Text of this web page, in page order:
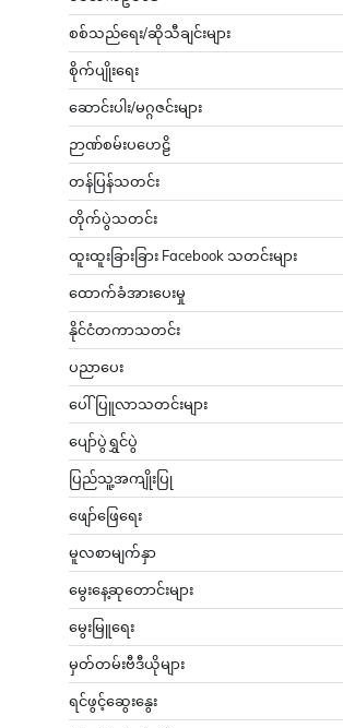
စစ်သည်ရေး/ဆိုသီချင်းများ
စိုက်ပျိုးရေး
ဆောင်းပါး/မဂ္ဂဇင်းများ
ဉာဏ်စမ်းပဟေဠိ
တန်ပြန်သတင်း
တိုက်ပွဲသတင်း
ထူးထူးခြားခြား Facebook သတင်းများ
ထောက်ခံအားပေးမှု
နိုင်ငံတကာသတင်း
ပညာပေး
ပေါ်ပြူလာသတင်းများ
ပျော်ပွဲရွှင်ပွဲ
ပြည်သူ့အကျိုးပြု
ဖျော်ဖြေရေး
မူလစာမျက်နှာ
မွေးနေ့ဆုတောင်းများ
မွေးမြူရေး
မှတ်တမ်းဗီဒီယိုများ
ရင်ဖွင့်ဆွေးနွေး